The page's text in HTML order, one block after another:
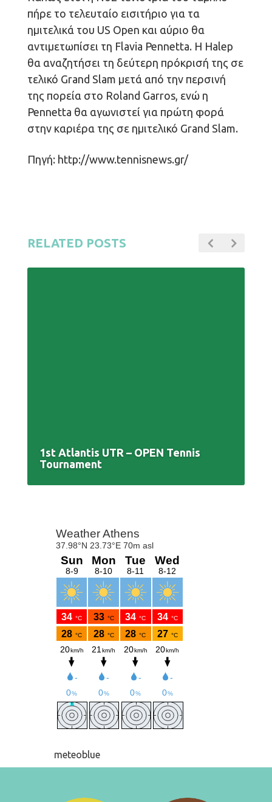
πήρε το τελευταίο εισιτήριο για τα
ημιτελικά του US Open και αύριο θα
αντιμετωπίσει τη Flavia Pennetta. Η Halep
θα αναζητήσει τη δεύτερη πρόκρισή της σε
τελικό Grand Slam μετά από την περσινή
της πορεία στο Roland Garros, ενώ η
Pennetta θα αγωνιστεί για πρώτη φορά
στην καριέρα της σε ημιτελικό Grand Slam.
Πηγή: http://www.tennisnews.gr/
RELATED POSTS
1st Atlantis UTR – OPEN Tennis
Tournament
meteoblue